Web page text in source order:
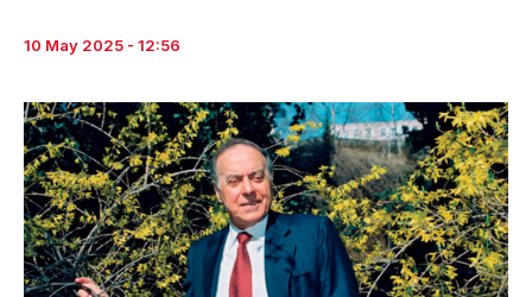
10 May 2025 - 12:56